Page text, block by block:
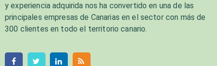
y experiencia adquirida nos ha convertido en una de las
principales empresas de Canarias en el sector con más de
300 clientes en todo el territorio canario.